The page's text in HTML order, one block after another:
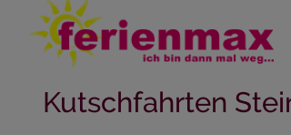
Kutschfahrten